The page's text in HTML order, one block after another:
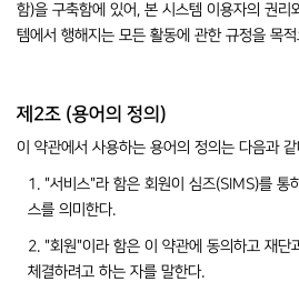
함)을 구축함에 있어, 본 시스템 이용자의 권
템에서 행해지는 모든 활동에 관한 규정을 목
제2조 (용어의 정의)
이 약관에서 사용하는 용어의 정의는 다음과
1. "서비스"라 함은 회원이 심즈(SIMS)를 통
스를 의미한다.
2. "회원"이라 함은 이 약관에 동의하고 재단
체결하려고 하는 자를 말한다.